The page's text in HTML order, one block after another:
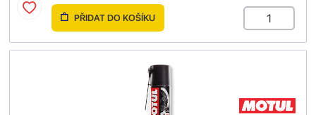
PŘIDAT DO KOŠÍKU